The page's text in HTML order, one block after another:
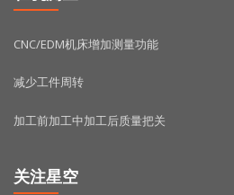
CNC/EDM机床增加测量功能
减少工件周转
加工前加工中加工后质量把关
关注星空